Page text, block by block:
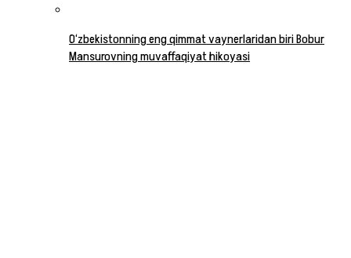
O‘zbekistonning eng qimmat vaynerlaridan biri Bobur
Mansurovning muvaffaqiyat hikoyasi